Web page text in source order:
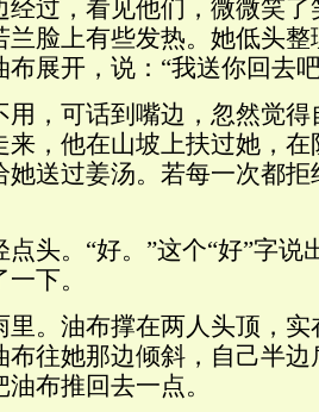
经过，看见他们，微微笑
兰脸上有些发热。她低头
布展开，说：“我送你回去
用，可话到嘴边，忽然觉
来，他在山坡上扶过她，
她送过姜汤。若每一次都
头。“好。”这个“好”字说
下。
里。油布撑在两人头顶，
布往她那边倾斜，自己半
布推回去一点。